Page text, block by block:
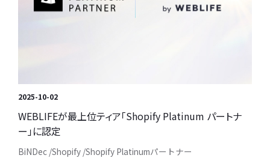
2025-10-02
WEBLIFEが最上位ティア「Shopify Platinum パートナ
ー」に認定
BiNDec Shopify Shopify Platinumパートナー